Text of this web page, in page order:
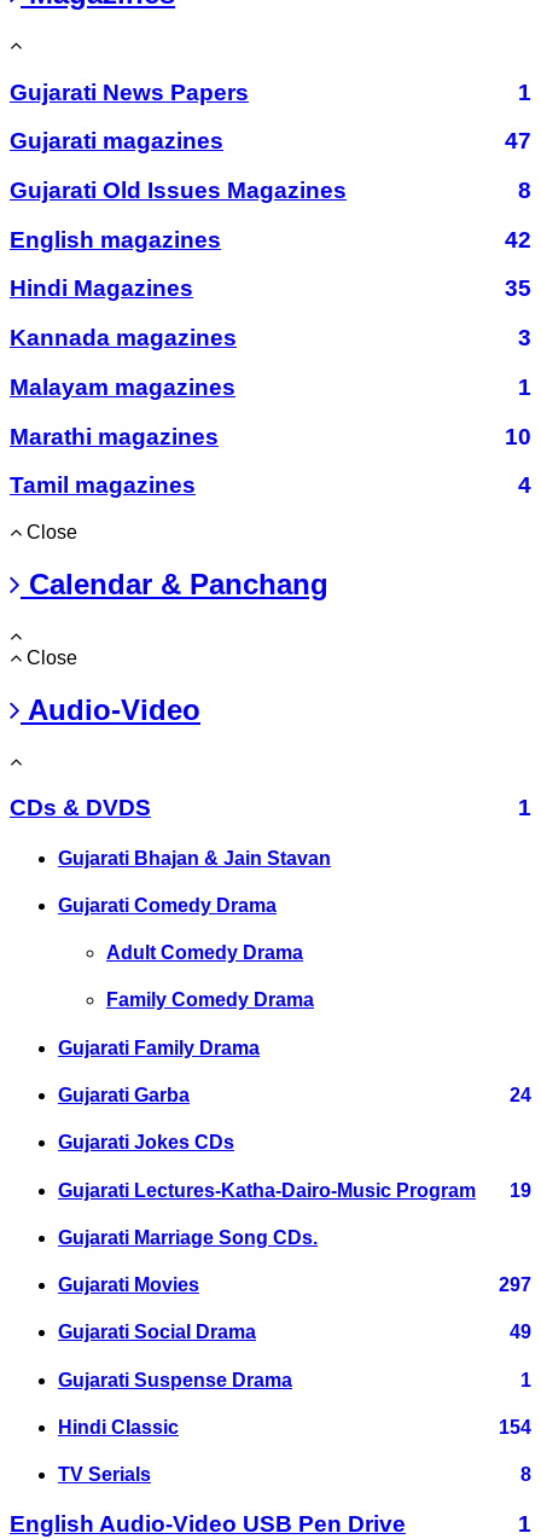
Gujarati News Papers
1
Gujarati magazines
47
Gujarati Old Issues Magazines
8
English magazines
42
Hindi Magazines
35
Kannada magazines
3
Malayam magazines
1
Marathi magazines
10
Tamil magazines
4
Close
Calendar & Panchang
Close
Audio-Video
CDs & DVDS 1
Gujarati Bhajan & Jain Stavan
Gujarati Comedy Drama
Adult Comedy Drama
Family Comedy Drama
Gujarati Family Drama
Gujarati Garba 24
Gujarati Jokes CDs
Gujarati Lectures-Katha-Dairo-Music Program 19
Gujarati Marriage Song CDs.
Gujarati Movies 297
Gujarati Social Drama 49
Gujarati Suspense Drama 1
Hindi Classic 154
TV Serials 8
English Audio-Video USB Pen Drive
1